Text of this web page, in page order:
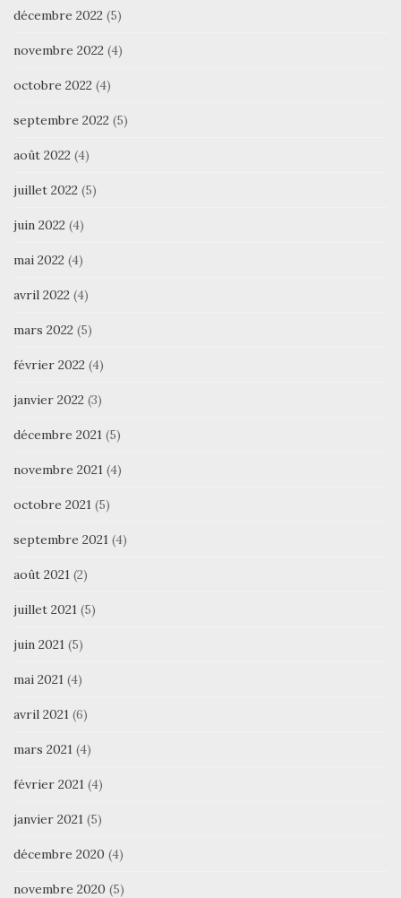
décembre 2022 (5)
novembre 2022 (4)
octobre 2022 (4)
septembre 2022 (5)
août 2022 (4)
juillet 2022 (5)
juin 2022 (4)
mai 2022 (4)
avril 2022 (4)
mars 2022 (5)
février 2022 (4)
janvier 2022 (3)
décembre 2021 (5)
novembre 2021 (4)
octobre 2021 (5)
septembre 2021 (4)
août 2021 (2)
juillet 2021 (5)
juin 2021 (5)
mai 2021 (4)
avril 2021 (6)
mars 2021 (4)
février 2021 (4)
janvier 2021 (5)
décembre 2020 (4)
novembre 2020 (5)